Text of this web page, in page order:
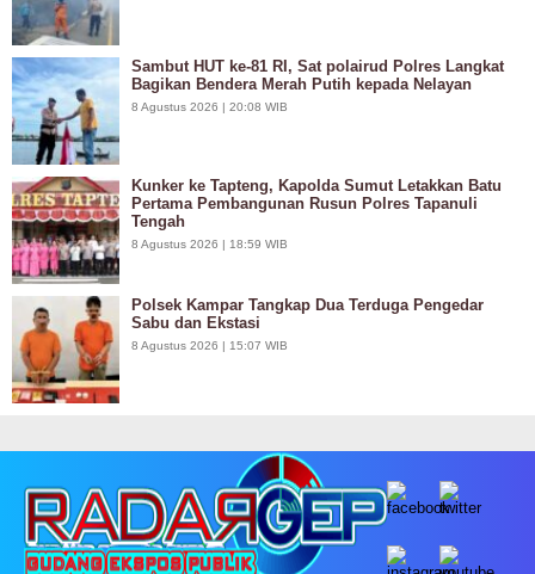
Sambut HUT ke-81 RI, Sat polairud Polres Langkat
Bagikan Bendera Merah Putih kepada Nelayan
8 Agustus 2026 | 20:08 WIB
Kunker ke Tapteng, Kapolda Sumut Letakkan Batu
Pertama Pembangunan Rusun Polres Tapanuli
Tengah
8 Agustus 2026 | 18:59 WIB
Polsek Kampar Tangkap Dua Terduga Pengedar
Sabu dan Ekstasi
8 Agustus 2026 | 15:07 WIB